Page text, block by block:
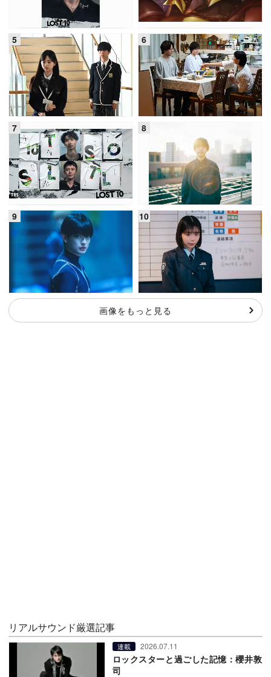
画像をもっと見る
リアルサウンド厳選記事
連載 2026.07.11
ロックスターと過ごした記憶：櫻井敦
司